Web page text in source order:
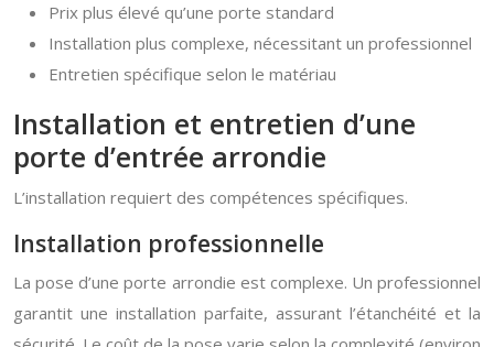
Prix plus élevé qu’une porte standard
Installation plus complexe, nécessitant un professionnel
Entretien spécifique selon le matériau
Installation et entretien d’une
porte d’entrée arrondie
L’installation requiert des compétences spécifiques.
Installation professionnelle
La pose d’une porte arrondie est complexe. Un professionnel
garantit une installation parfaite, assurant l’étanchéité et la